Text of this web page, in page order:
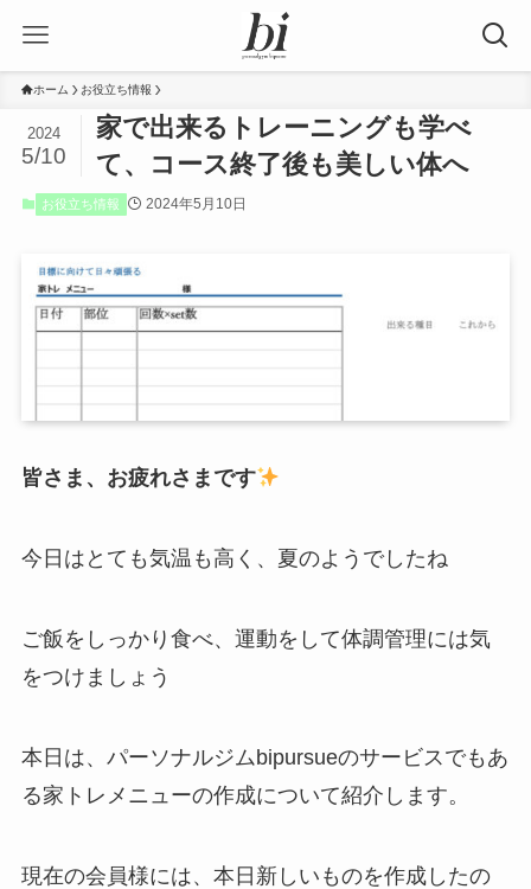
ホーム お役立ち情報
家で出来るトレーニングも学べ
て、コース終了後も美しい体へ
2024
5/10
お役立ち情報 2024年5月10日
皆さま、お疲れさまです
今日はとても気温も高く、夏のようでしたね
ご飯をしっかり食べ、運動をして体調管理には気
をつけましょう
本日は、パーソナルジムbipursueのサービスでもあ
る家トレメニューの作成について紹介します。
現在の会員様には、本日新しいものを作成したの